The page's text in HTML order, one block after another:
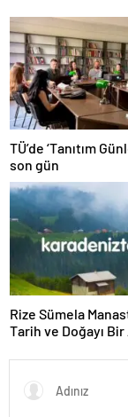
TÜ’de ‘Tanıtım
son gün
Rize Sümela
Tarih ve Doğayı